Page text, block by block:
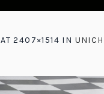
AT 2407×1514 IN